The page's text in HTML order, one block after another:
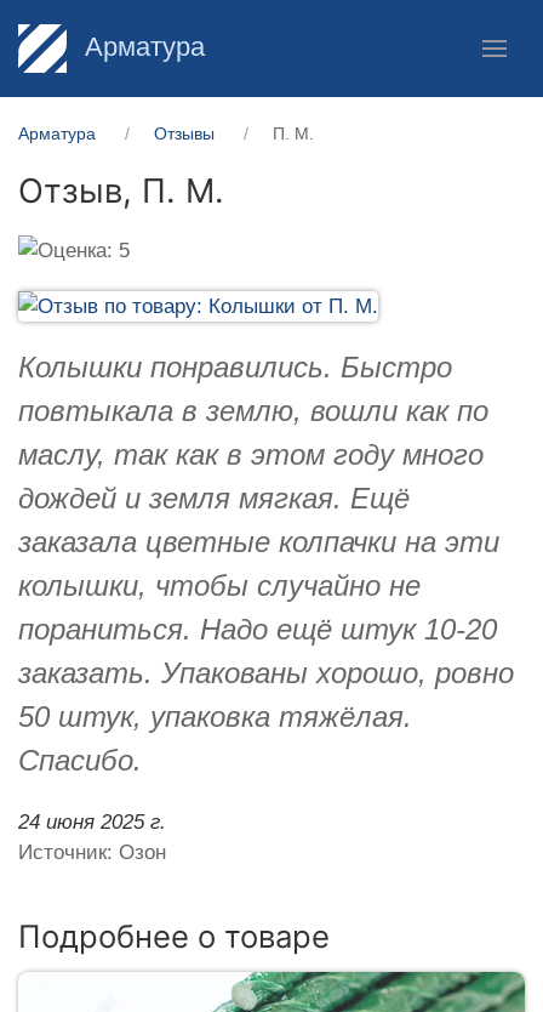
Арматура
Арматура Отзывы П. М.
Отзыв, П. М.
Колышки понравились. Быстро
повтыкала в землю, вошли как по
маслу, так как в этом году много
дождей и земля мягкая. Ещё
заказала цветные колпачки на эти
колышки, чтобы случайно не
пораниться. Надо ещё штук 10-20
заказать. Упакованы хорошо, ровно
50 штук, упаковка тяжёлая.
Спасибо.
24 июня 2025 г.
Источник: Озон
Подробнее о товаре